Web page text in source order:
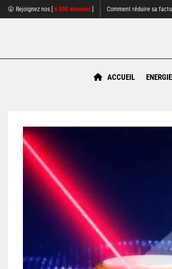
😮 Rejoignez nos [ 6.000 abonnés Comment réduire sa
ACCUEIL ENERGIE